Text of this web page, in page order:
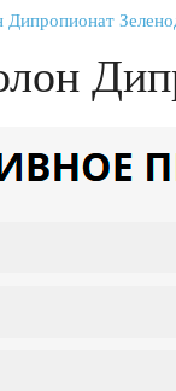
Дипропионат